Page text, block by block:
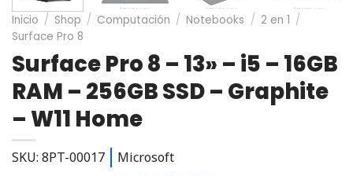
Inicio / Shop / Computación / Notebooks / 2 en 1 /
Surface Pro 8
Surface Pro 8 – 13» – i5 – 16GB
RAM – 256GB SSD – Graphite
– W11 Home
SKU: 8PT-00017 Microsoft